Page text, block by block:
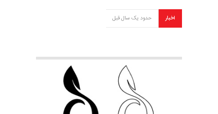
اخبار حدود یک سال قبل